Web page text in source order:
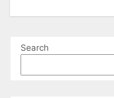
Search